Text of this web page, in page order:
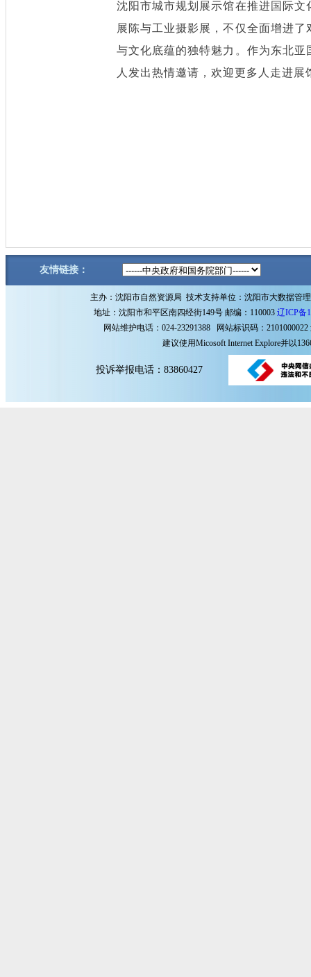
沈阳市城市规划展示馆在推进国际
展陈与工业摄影展，不仅全面增进
与文化底蕴的独特魅力。作为东北
人发出热情邀请，欢迎更多人走进
友情链接：
主办：沈阳市自然资源局 技术支持单位：沈阳市大数据管
地址：沈阳市和平区南四经街149号 邮编：110003 辽ICP备
网站维护电话：024-23291388 网站标识码：2101000022
建议使用Micosoft Internet Explore并以
投诉举报电话：83860427